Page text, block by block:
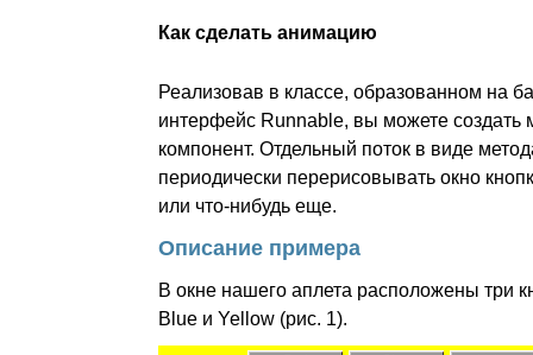
Как сделать анимацию
Реализовав в классе, образованном на
интерфейс Runnable, вы можете создать
компонент. Отдельный поток в виде
периодически перерисовывать окно
или что-нибудь еще.
Описание примера
В окне нашего аплета расположены три
Blue и Yellow (рис. 1).